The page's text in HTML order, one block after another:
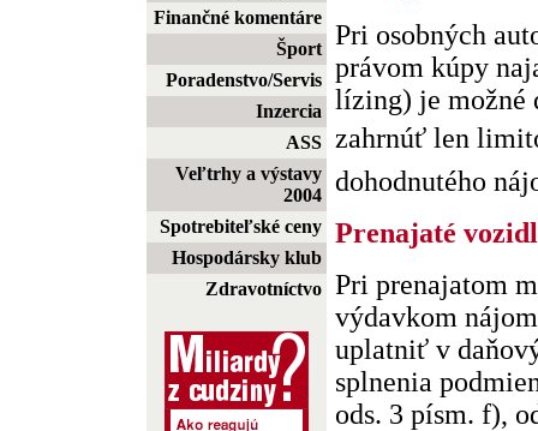
Finančné komentáre
Šport
Poradenstvo/Servis
Inzercia
ASS
Veľtrhy a výstavy
2004
Spotrebiteľské ceny
Hospodársky klub
Zdravotníctvo
Pri osobných
právom kúpy
lízing) je možné
zahrnúť len
dohodnutého
Prenajaté
Pri prenajatom
výdavkom
uplatniť v
splnenia
ods. 3 písm. f),